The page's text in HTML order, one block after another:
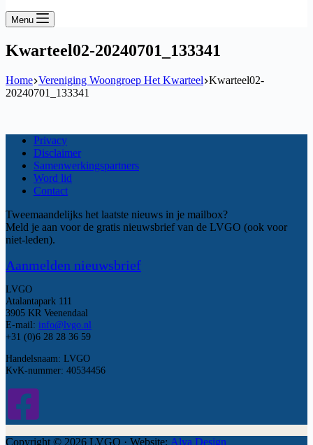
Menu
Kwarteel02-20240701_133341
Home Vereniging Woongroep Het Kwarteel Kwarteel02-
20240701_133341
Privacy
Disclaimer
Samenwerkingspartners
Word lid
Contact
Tweemaandelijks het laatste nieuws in je mailbox?
Meld je aan voor de gratis nieuwsbrief van de LVGO (ook voor
niet-leden).
Aanmelden nieuwsbrief
LVGO
Atalantapark 111
3905 KR Veenendaal
E-mail: info@lvgo.nl
+31 (0)6 28 28 36 59
Handelsnaam: LVGO
KvK-nummer: 40534456
Copyright © 2026 LVGO · Website: Alva Design